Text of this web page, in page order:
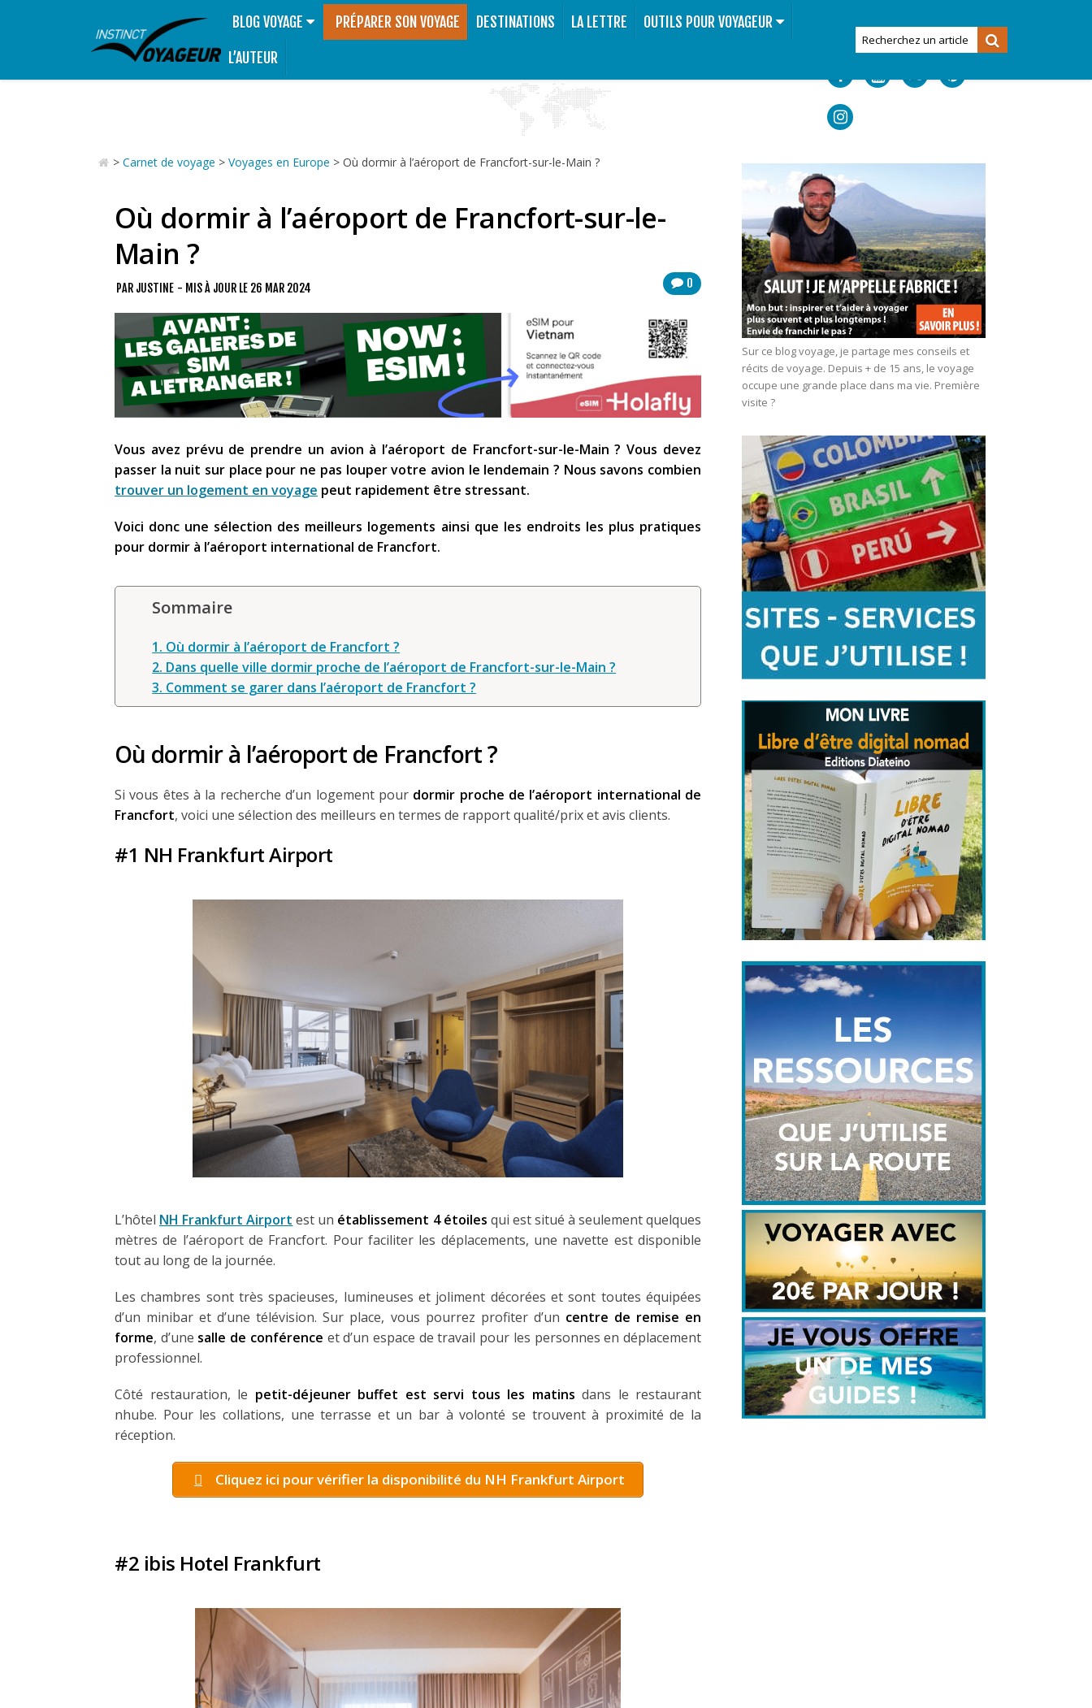
BLOG VOYAGE PRÉPARER SON VOYAGE DESTINATIONS LA LETTRE
OUTILS POUR VOYAGEUR
L’AUTEUR
> Carnet de voyage > Voyages en Europe > Où dormir à l’aéroport de Francfort-sur-le-Main ?
Où dormir à l’aéroport de Francfort-sur-le-
Main ?
0
PAR JUSTINE - MIS À JOUR LE 26 MAR 2024
Vous avez prévu de prendre un avion à l’aéroport de Francfort-sur-le-Main ? Vous devez
passer la nuit sur place pour ne pas louper votre avion le lendemain ? Nous savons combien
trouver un logement en voyage peut rapidement être stressant.
Voici donc une sélection des meilleurs logements ainsi que les endroits les plus pratiques
pour dormir à l’aéroport international de Francfort.
Sommaire
1. Où dormir à l’aéroport de Francfort ?
2. Dans quelle ville dormir proche de l’aéroport de Francfort-sur-le-Main ?
3. Comment se garer dans l’aéroport de Francfort ?
Où dormir à l’aéroport de Francfort ?
Si vous êtes à la recherche d’un logement pour dormir proche de l’aéroport international de
Francfort, voici une sélection des meilleurs en termes de rapport qualité/prix et avis clients.
#1 NH Frankfurt Airport
L’hôtel NH Frankfurt Airport est un établissement 4 étoiles qui est situé à seulement quelques
mètres de l’aéroport de Francfort. Pour faciliter les déplacements, une navette est disponible
tout au long de la journée.
Les chambres sont très spacieuses, lumineuses et joliment décorées et sont toutes équipées
d’un minibar et d’une télévision. Sur place, vous pourrez profiter d’un centre de remise en
forme, d’une salle de conférence et d’un espace de travail pour les personnes en déplacement
professionnel.
Côté restauration, le petit-déjeuner buffet est servi tous les matins dans le restaurant
nhube. Pour les collations, une terrasse et un bar à volonté se trouvent à proximité de la
réception.
Cliquez ici pour vérifier la disponibilité du NH Frankfurt Airport
#2 ibis Hotel Frankfurt
Sur ce blog voyage, je partage mes conseils et
récits de voyage. Depuis + de 15 ans, le voyage
occupe une grande place dans ma vie. Première
visite ?